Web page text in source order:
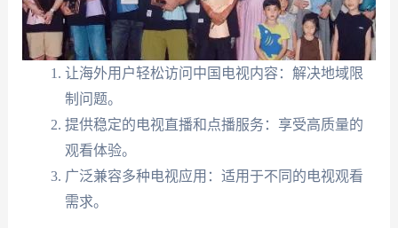
让海外用户轻松访问中国电视内容：解决地域限
制问题。
提供稳定的电视直播和点播服务：享受高质量的
观看体验。
广泛兼容多种电视应用：适用于不同的电视观看
需求。